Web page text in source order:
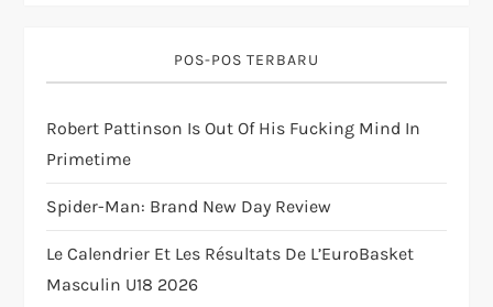
a
t
i
o
n
POS-POS TERBARU
Robert Pattinson Is Out Of His Fucking Mind In
Primetime
Spider-Man: Brand New Day Review
Le Calendrier Et Les Résultats De L’EuroBasket
Masculin U18 2026